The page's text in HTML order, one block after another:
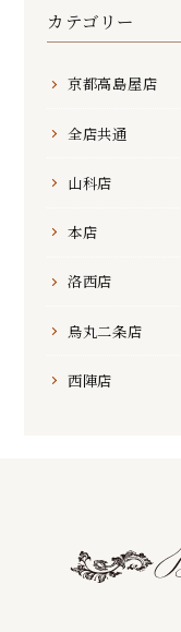
カテゴリー
京都高島屋店
全店共通
山科店
本店
洛西店
烏丸二条店
西陣店